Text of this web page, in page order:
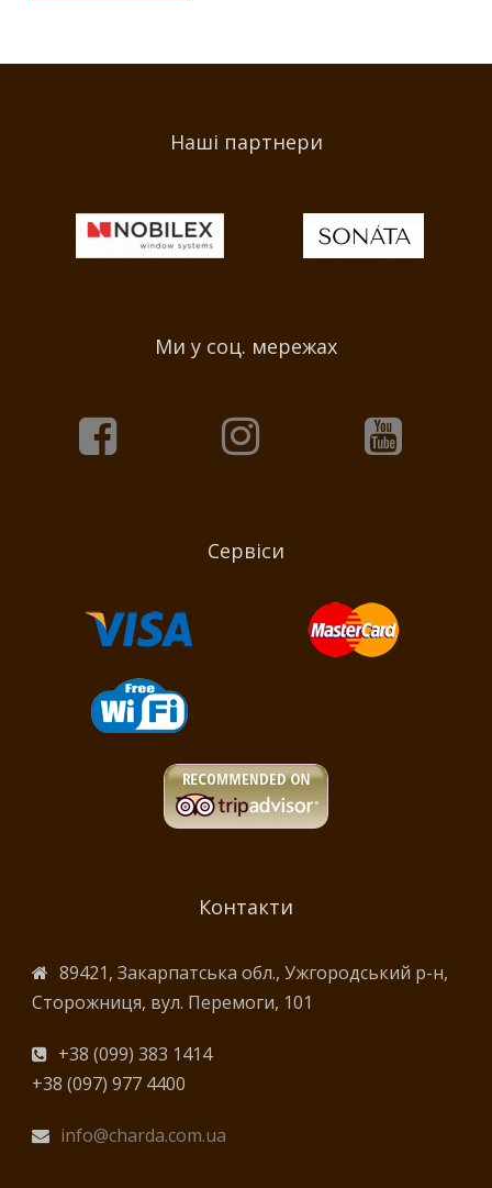
Наші партнери
Ми у соц. мережах
Сервіси
Контакти
89421, Закарпатська обл., Ужгородський р-н,
Сторожниця, вул. Перемоги, 101
+38 (099) 383 1414
+38 (097) 977 4400
info@charda.com.ua